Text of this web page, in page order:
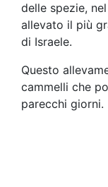
delle spezie,
allevato il più
di Israele.
Questo
cammelli che
parecchi giorni.